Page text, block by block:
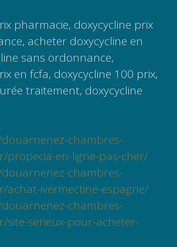
pharmacie, doxycycline prix
acheter doxycycline en
sans ordonnance,
en fcfa, doxycycline 100 prix,
traitement, doxycycline
chambres-
propecia-en-ligne-pas-cher/
chambres-
achat-ivermectine-espagne/
chambres-
site-serieux-pour-acheter-